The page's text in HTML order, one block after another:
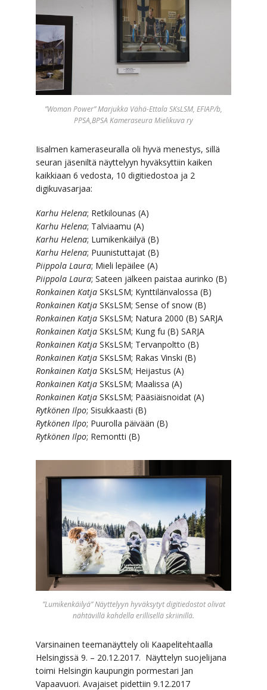
”Woman Power” Marjukka Vähä-Ettala SKsLSM, EFIAP/b,
PPSA,BPSA Kameraseura Mielikuva ry
Iisalmen kameraseuralla oli hyvä menestys, sillä
seuran jäseniltä näyttelyyn hyväksyttiin kaiken
kaikkiaan 6 vedosta, 10 digitiedostoa ja 2
digikuvasarjaa:
Karhu Helena; Retkilounas (A)
Karhu Helena; Talviaamu (A)
Karhu Helena; Lumikenkäilyä (B)
Karhu Helena; Puunistuttajat (B)
Piippola Laura; Mieli lepäilee (A)
Piippola Laura; Sateen jälkeen paistaa aurinko (B)
Ronkainen Katja SKsLSM; Kynttilänvalossa (B)
Ronkainen Katja SKsLSM; Sense of snow (B)
Ronkainen Katja SKsLSM; Natura 2000 (B) SARJA
Ronkainen Katja SKsLSM; Kung fu (B) SARJA
Ronkainen Katja SKsLSM; Tervanpoltto (B)
Ronkainen Katja SKsLSM; Rakas Vinski (B)
Ronkainen Katja SKsLSM; Heijastus (A)
Ronkainen Katja SKsLSM; Maalissa (A)
Ronkainen Katja SKsLSM; Pääsiäisnoidat (A)
Rytkönen Ilpo; Sisukkaasti (B)
Rytkönen Ilpo; Puurolla päivään (B)
Rytkönen Ilpo; Remontti (B)
”Lumikenkäilyä” Näyttelyyn hyväksytyt digitiedostot olivat
nähtävillä kahdella erillisellä skriinillä.
Varsinainen teemanäyttely oli Kaapelitehtaalla
Helsingissä 9. – 20.12.2017. Näyttelyn suojelijana
toimi Helsingin kaupungin pormestari Jan
Vapaavuori. Avajaiset pidettiin 9.12.2017